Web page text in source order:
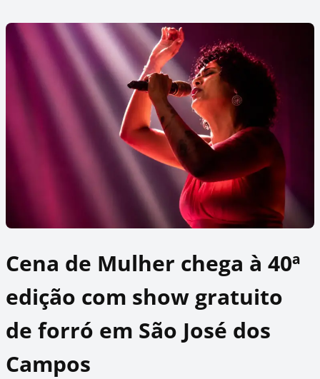
Cena de Mulher chega à 40ª
edição com show gratuito
de forró em São José dos
Campos